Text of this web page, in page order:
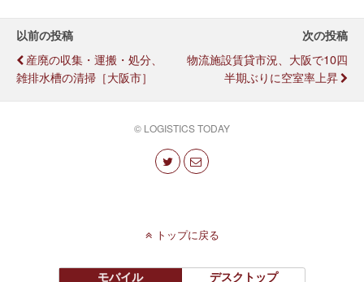
以前の投稿
産廃の収集・運搬・処分、
雑排水槽の清掃［大阪市］
次の投稿
物流施設賃貸市況、大阪で10四
半期ぶりに空室率上昇
© LOGISTICS TODAY
トップに戻る
モバイル デスクトップ